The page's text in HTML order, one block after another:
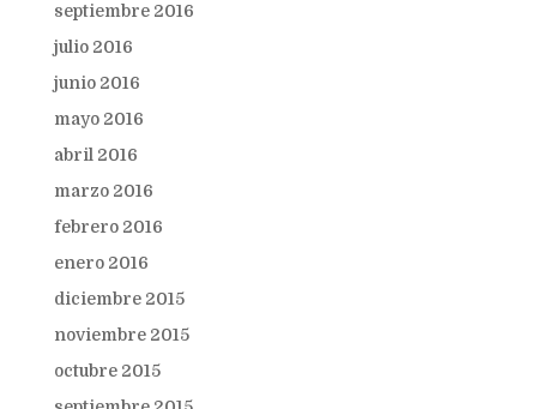
septiembre 2016
julio 2016
junio 2016
mayo 2016
abril 2016
marzo 2016
febrero 2016
enero 2016
diciembre 2015
noviembre 2015
octubre 2015